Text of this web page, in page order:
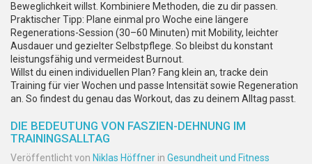
Beweglichkeit willst. Kombiniere Methoden, die zu dir passen.
Praktischer Tipp: Plane einmal pro Woche eine längere
Regenerations-Session (30–60 Minuten) mit Mobility, leichter
Ausdauer und gezielter Selbstpflege. So bleibst du konstant
leistungsfähig und vermeidest Burnout.
Willst du einen individuellen Plan? Fang klein an, tracke dein
Training für vier Wochen und passe Intensität sowie Regeneration
an. So findest du genau das Workout, das zu deinem Alltag passt.
DIE BEDEUTUNG VON FASZIEN-DEHNUNG IM
TRAININGSALLTAG
Veröffentlicht von Niklas Höffner in Gesundheit und Fitness